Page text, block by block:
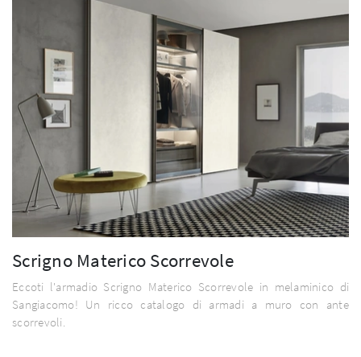
Scrigno Materico Scorrevole
Eccoti l'armadio Scrigno Materico Scorrevole in melaminico di
Sangiacomo! Un ricco catalogo di armadi a muro con ante
scorrevoli.